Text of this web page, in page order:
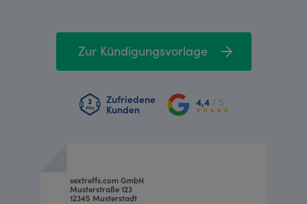
Zur Kündigungsvorlage
Zufriedene
Kunden
4,4 / 5
sextreffs.com GmbH
Musterstraße 123
12345 Musterstadt